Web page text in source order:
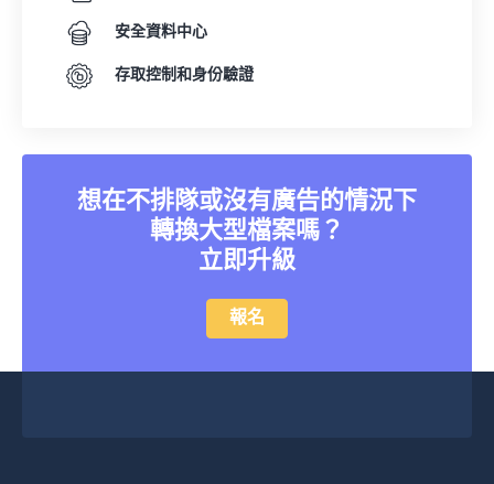
安全資料中心
存取控制和身份驗證
想在不排隊或沒有廣告的情況下
轉換大型檔案嗎？
立即升級
報名